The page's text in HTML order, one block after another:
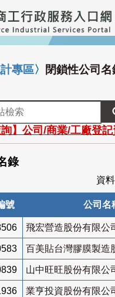
專區〉 閉鎖性公司名
詢】公司/商業/工廠登
錄
資
號 公司名
飛宏營造股份有限公
百美貼台灣膠膜製造
山中旺旺股份有限公
業亨投資股份有限公